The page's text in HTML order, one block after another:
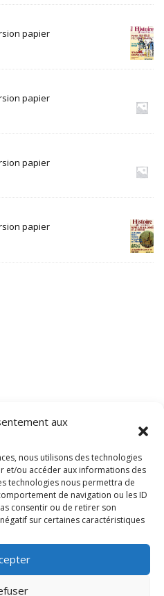
aux
nous utilisons des technologies
et/ou accéder aux informations des
technologies nous permettra de
de navigation ou les ID
consentir ou de retirer son
sur certaines caractéristiques
papier
papier
papier
papier